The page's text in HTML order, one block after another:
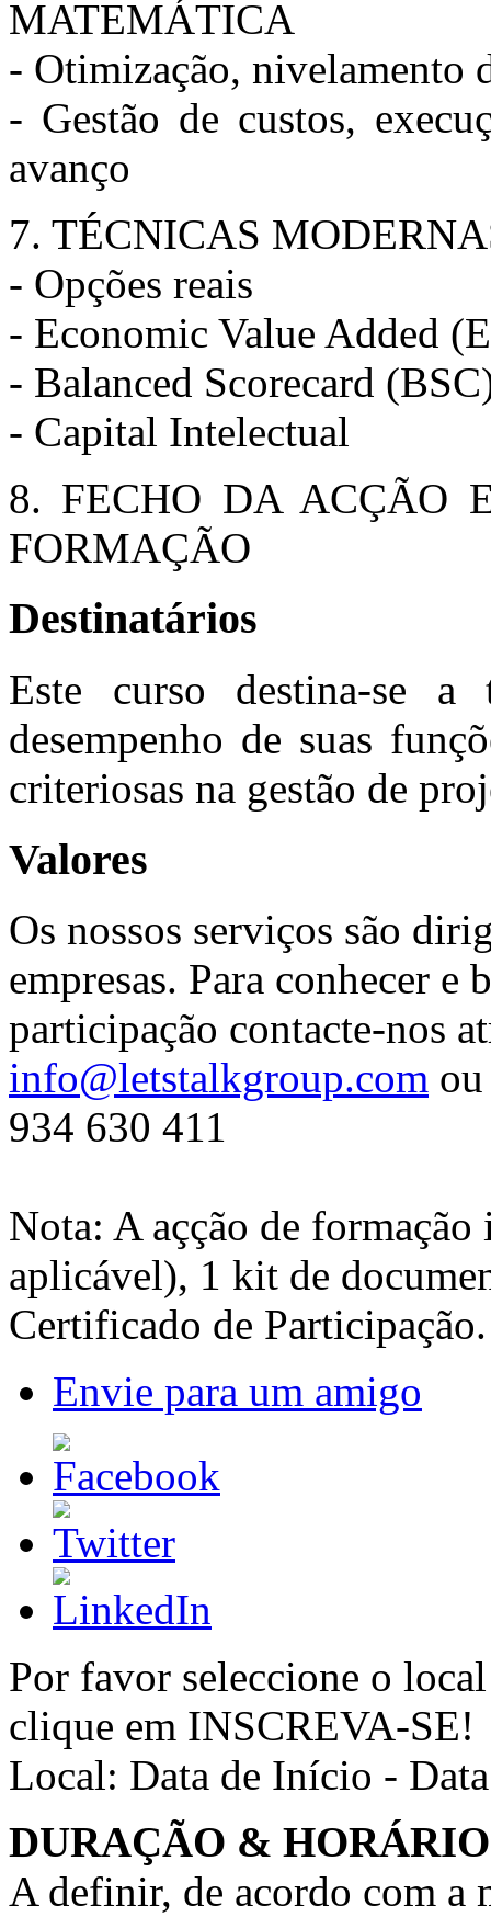
MATEMÁTICA
- Otimização, nivelamento
- Gestão de custos,
avanço
7. TÉCNICAS
- Opções reais
- Economic Value Added
- Balanced Scorecard
- Capital Intelectual
8. FECHO DA ACÇÃO
FORMAÇÃO
Destinatários
Este curso destina-se
desempenho de suas
criteriosas na gestão de
Valores
Os nossos serviços são
empresas. Para conhecer e
participação contacte-nos
info@letstalkgroup.com
934 630 411
Nota: A açção de
aplicável), 1 kit de
Certificado de Participação.
Envie para um amigo
Por favor seleccione o
clique em INSCREVA-SE!
Local: Data de Início -
DURAÇÃO & HORÁRIO
A definir, de acordo com a